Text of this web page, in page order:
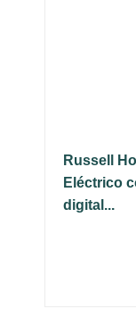
Russell
Eléctrico
digital...